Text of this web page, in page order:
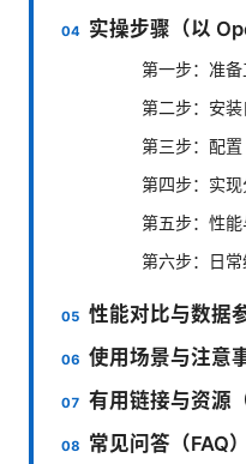
实操步骤（以
第一步：准
第二步：安
第三步：配置
第四步：实
第五步：性
第六步：日
性能对比与数据
使用场景与注意
有用链接与资源
常见问答（FAQ）